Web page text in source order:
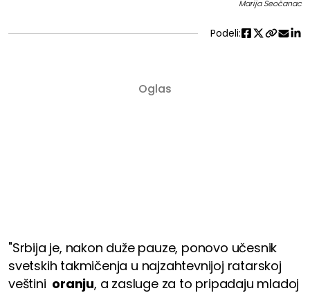
Marija Seočanac
Podeli:
"Srbija je, nakon duže pauze, ponovo učesnik
svetskih takmičenja u najzahtevnijoj ratarskoj
veštini oranju, a zasluge za to pripadaju mladoj